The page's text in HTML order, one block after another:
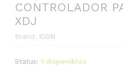
CONTROLADOR
XDJ
Brand: ICON
Status: 1 disponibles